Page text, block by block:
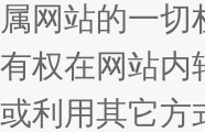
网站的一
权在网站
利用其它